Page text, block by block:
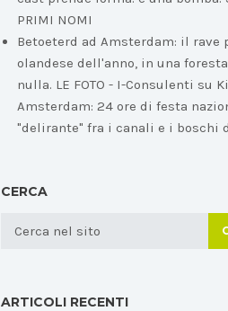
PRIMI NOMI
Betoeterd ad Amsterdam: il rave
olandese dell'anno, in una
nulla. LE FOTO - I-Consulenti su
Amsterdam: 24 ore di festa
"delirante" fra i canali e i boschi
CERCA
ARTICOLI RECENTI